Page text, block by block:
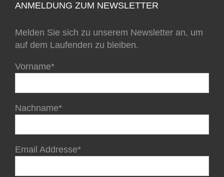
ANMELDUNG ZUM NEWSLETTER
Melden Sie sich zu unserem Newsletter an, um
auf dem Laufenden zu bleiben.
Vorname*
Nachname*
Email Addresse*